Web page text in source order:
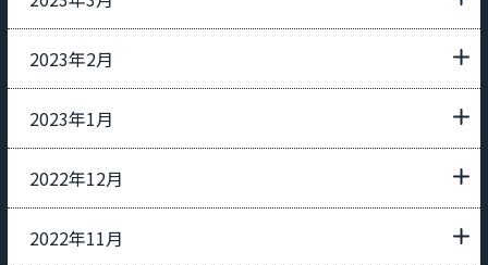
2023年2月
2023年1月
2022年12月
2022年11月